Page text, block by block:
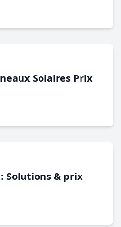
Solaires Prix
Solutions & prix